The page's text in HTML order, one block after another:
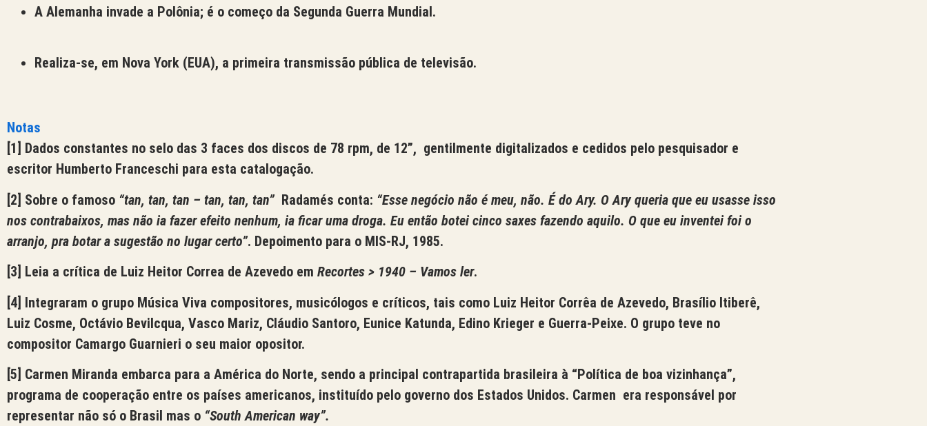
A Alemanha invade a Polônia; é o começo da Segunda Guerra Mundial.
Realiza-se, em Nova York (EUA), a primeira transmissão pública de televisão.
Notas
[1]
Dados constantes no selo das 3 faces dos discos de 78 rpm, de 12”, gentilmente digitalizados e cedidos pelo pesquisador e
escritor Humberto Franceschi para esta catalogação.
[2] Sobre o famoso “tan, tan, tan – tan, tan, tan” Radamés conta: “Esse negócio não é meu, não. É do Ary. O Ary queria que eu usasse isso
nos contrabaixos, mas não ia fazer efeito nenhum, ia ficar uma droga. Eu então botei cinco saxes fazendo aquilo. O que eu inventei foi o
arranjo, pra botar a sugestão no lugar certo”. Depoimento para o MIS-RJ, 1985.
[3] Leia a crítica de Luiz Heitor Correa de Azevedo em Recortes > 1940 – Vamos ler.
[4] Integraram o grupo Música Viva compositores, musicólogos e críticos, tais como Luiz Heitor Corrêa de Azevedo, Brasílio Itiberê,
Luiz Cosme, Octávio Bevilcqua, Vasco Mariz, Cláudio Santoro, Eunice Katunda, Edino Krieger e Guerra-Peixe. O grupo teve no
compositor Camargo Guarnieri o seu maior opositor.
[5] Carmen Miranda embarca para a América do Norte, sendo a principal contrapartida brasileira à “Política de boa vizinhança”,
programa de cooperação entre os países americanos, instituído pelo governo dos Estados Unidos. Carmen era responsável por
representar não só o Brasil mas o “South American way”.